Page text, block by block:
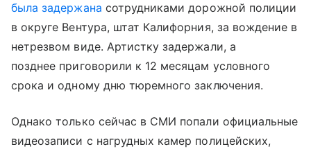
была задержана сотрудниками дорожной полиции
в округе Вентура, штат Калифорния, за вождение в
нетрезвом виде. Артистку задержали, а
позднее приговорили к 12 месяцам условного
срока и одному дню тюремного заключения.
Однако только сейчас в СМИ попали официальные
видеозаписи с нагрудных камер полицейских,